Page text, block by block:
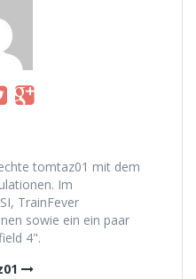
tomtaz01 mit dem
Im
TrainFever
sowie ein ein paar
4".